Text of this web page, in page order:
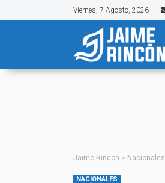
Viernes, 7 Agosto, 2026
Jaime Rincon > Nacionales
NACIONALES